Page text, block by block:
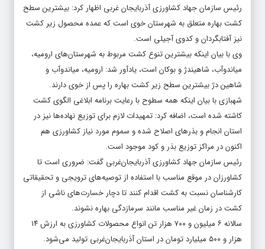
رئیس سازمان جهاد کشاورزی آذربایجان غربی اظهار کرد: بیشترین سطح
کشت بهاره متعلق به شهرستان خوی است که عمده محصول زیر کشت
نیز آفتابگردان و کدوی آجیلی است.
وی با بیان اینکه بیشترین تنوع کشت مربوط به شهرستان‌های ارومیه،
میاندوآب، شاهیندژ و بوکان است، یادآور شد: ارومیه، میاندوآب و
شاهین دژ بیشترین سطح زیر کشت بهاره را پس از خوی دارند.
شهبازی با بیان اینکه همه سطوح با رعایت برنامه ابلاغی الگوی کشت
کاشته شده است، اضافه کرد: تمهیدات لازم برای توزیع نهاده‌ها نیز در
استان انجام و بذرهای اصلاح شده و سموم مورد نیاز کشاورزی هم
اکنون در مراکز توزیع بذر و کود موجود است.
رئیس سازمان جهاد کشاورزی آذربایجان‌غربی گفت: ضروری است تا
کشاورزان در موقع مناسب با استفاده از توصیه‌های ترویجی و تحقیقاتی
کارشناسان نسبت به کشت اقدام کنند تا دچار خسارت‌های ناشی از
کشت در زمان غیر مناسب مانند سرمازدگی بهاره نشوند.
سالانه ۶ میلیون و ۷۰۰ هزار تن انواع محصولات کشاورزی به ارزش ۱۴
هزار و ۵۰۰ میلیارد تومان در استان آذربایجان‌غربی تولید می‌شود.